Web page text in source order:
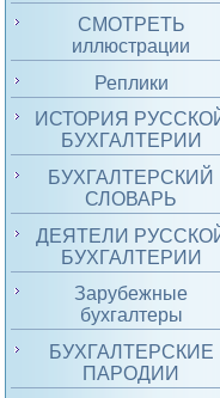
СМОТРЕТЬ
иллюстрации
Реплики
ИСТОРИЯ
БУХГАЛТЕРИИ
БУХГАЛТЕРСКИЙ
СЛОВАРЬ
ДЕЯТЕЛИ
БУХГАЛТЕРИИ
Зарубежные
бухгалтеры
БУХГАЛТЕРСКИЕ
ПАРОДИИ